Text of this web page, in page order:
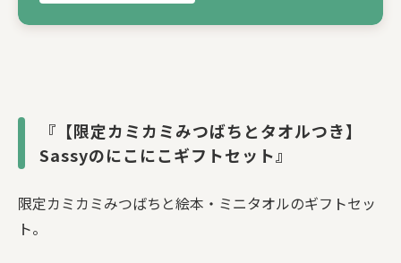
『【限定カミカミみつばちとタオルつき】
Sassyのにこにこギフトセット』
限定カミカミみつばちと絵本・ミニタオルのギフトセッ
ト。